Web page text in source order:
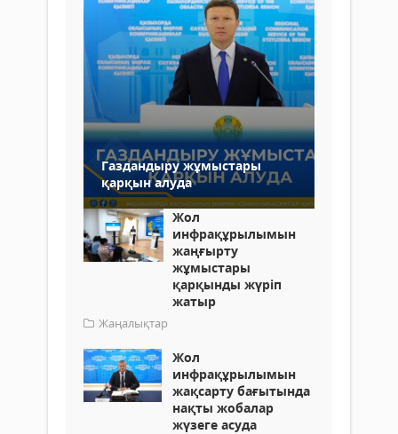
Газдандыру жұмыстары
қарқын алуда
Жол
инфрақұрылымын
жаңғырту
жұмыстары
қарқынды жүріп
жатыр
Жаңалықтар
Жол
инфрақұрылымын
жақсарту бағытында
нақты жобалар
жүзеге асуда